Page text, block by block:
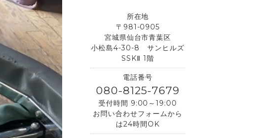
所在地
〒981-0905
宮城県仙台市青葉区
小松島4-30-8 サンヒルズ
SSKⅡ 1階
電話番号
080-8125-7679
受付時間 9:00～19:00
お問い合わせフォームから
は24時間OK